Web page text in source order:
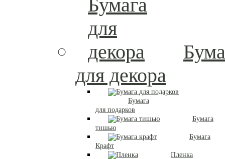
для декора
Бумага
для подарков
Бумага
тишью
Бумага
Крафт
Пленка